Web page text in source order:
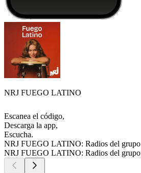
NRJ FUEGO LATINO
Escanea el código,
Descarga la app,
Escucha.
NRJ FUEGO LATINO: Radios del grupo
NRJ FUEGO LATINO: Radios del grupo